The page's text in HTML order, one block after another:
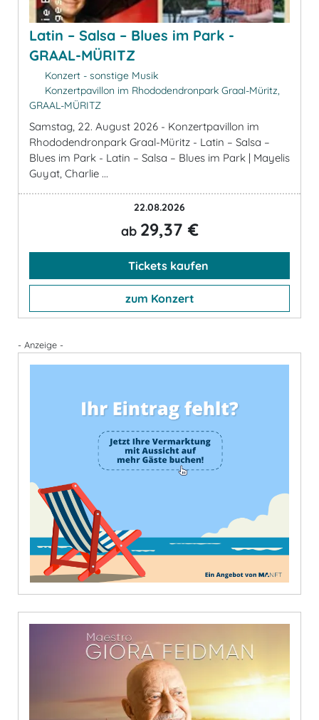
Latin – Salsa – Blues im Park -
GRAAL-MÜRITZ
Konzert - sonstige Musik
Konzertpavillon im Rhododendronpark Graal-Müritz,
GRAAL-MÜRITZ
Samstag, 22. August 2026 - Konzertpavillon im
Rhododendronpark Graal-Müritz - Latin – Salsa –
Blues im Park - Latin – Salsa – Blues im Park | Mayelis
Guyat, Charlie ...
22.08.2026
ab 29,37 €
Tickets kaufen
zum Konzert
- Anzeige -